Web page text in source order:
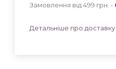
Замовлення від 499 грн. -
Детальніше про доставку